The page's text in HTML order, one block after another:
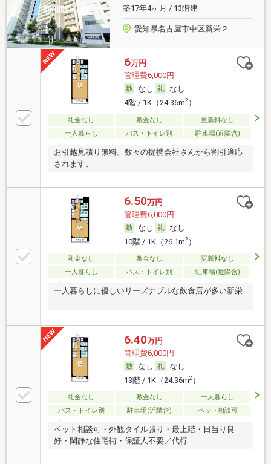
築17年4ヶ月 / 13階建
愛知県名古屋市中区新栄２
6万円
管理費6,000円
なし
なし
4階 / 1K（24.36m2）
礼金なし 敷金なし
更新料なし
一人暮らし
バス・トイレ別 駐車場(近隣含)
お引越見積り無料。数々の提携会社さんから割引適応
されます。
6.50万円
管理費6,000円
なし
なし
10階 / 1K（26.1m2）
礼金なし 敷金なし
更新料なし
一人暮らし
バス・トイレ別 駐車場(近隣含)
一人暮らしに優しいリーズナブルな飲食店が多い新栄
6.40万円
管理費6,000円
なし
なし
13階 / 1K（24.36m2）
礼金なし 敷金なし
一人暮らし
バス・トイレ別
駐車場(近隣含) ペット相談可
ペット相談可・外観タイル張り・最上階・日当り良
好・閑静な住宅街・保証人不要／代行